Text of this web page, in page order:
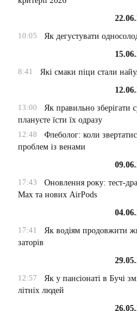
10:05
Як дегустувати
8:41
Які смаки піци стали
13:00
Як правильно зберігати
плануєте їсти їх одразу
12:48
Флеболог: коли
проблем із венами
17:43
Оновлення року: тест-
Max та нових AirPods
17:41
Як водіям продовжити
заторів
12:57
Як у пансіонаті в Бучі
літніх людей